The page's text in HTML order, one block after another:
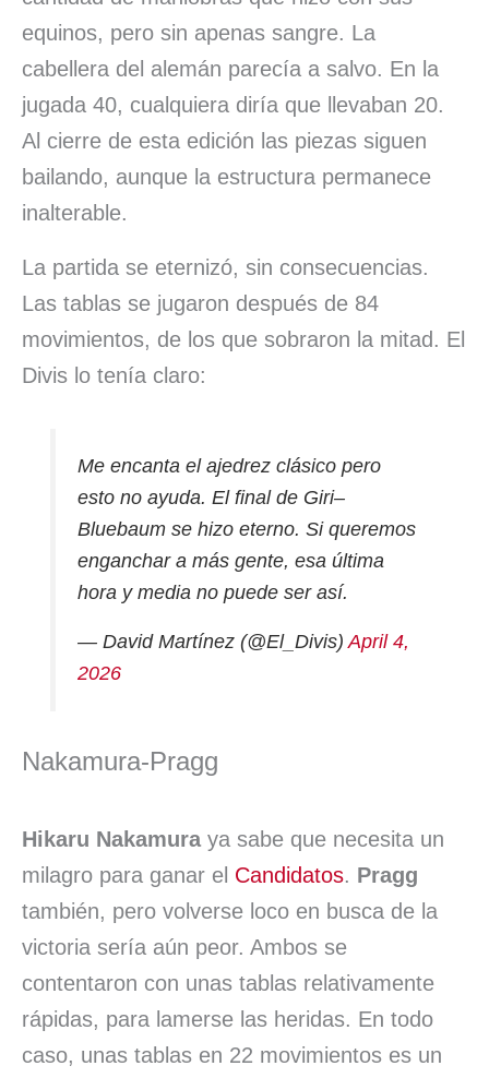
equinos, pero sin apenas sangre. La
cabellera del alemán parecía a salvo. En la
jugada 40, cualquiera diría que llevaban 20.
Al cierre de esta edición las piezas siguen
bailando, aunque la estructura permanece
inalterable.
La partida se eternizó, sin consecuencias.
Las tablas se jugaron después de 84
movimientos, de los que sobraron la mitad. El
Divis lo tenía claro:
Me encanta el ajedrez clásico pero
esto no ayuda. El final de Giri–
Bluebaum se hizo eterno. Si queremos
enganchar a más gente, esa última
hora y media no puede ser así.
— David Martínez (@El_Divis)April 4,
2026
Nakamura-Pragg
Hikaru Nakamuraya sabe que necesita un
milagro para ganar el Candidatos. Pragg
también, pero volverse loco en busca de la
victoria sería aún peor. Ambos se
contentaron con unas tablas relativamente
rápidas, para lamerse las heridas. En todo
caso, unas tablas en 22 movimientos es un